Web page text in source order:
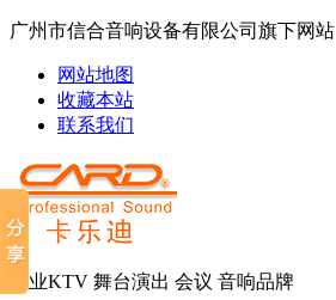
广州市信合音响设备有限公司旗下网站
网站地图
收藏本站
联系我们
专业KTV 舞台演出 会议 音响品牌